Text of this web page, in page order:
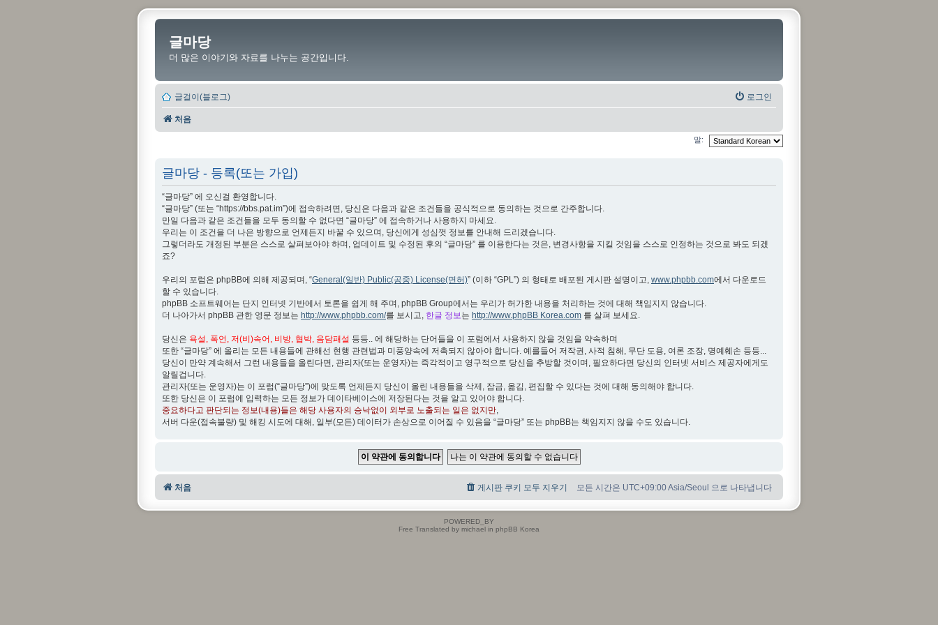
글마당
더 많은 이야기와 자료를 나누는 공간입니다.
글걸이(블로그) 로그인
처음
말:
글마당 - 등록(또는 가입)
“글마당” 에 오신걸 환영합니다.
“글마당” (또는 “https://bbs.pat.im”)에 접속하려면, 당신은 다음과 같은 조건들을 공식적으로 동의하는 것으로 간주합니다.
만일 다음과 같은 조건들을 모두 동의할 수 없다면 “글마당” 에 접속하거나 사용하지 마세요.
우리는 이 조건을 더 나은 방향으로 언제든지 바꿀 수 있으며, 당신에게 성심껏 정보를 안내해 드리겠습니다.
그렇더라도 개정된 부분은 스스로 살펴보아야 하며, 업데이트 및 수정된 후의 “글마당” 를 이용한다는 것은, 변경사항을 지킬 것임을 스스로 인정하는 것으로 봐도 되겠
죠?
우리의 포럼은 phpBB에 의해 제공되며, “General(일반) Public(공중) License(면허)” (이하 “GPL”) 의 형태로 배포된 게시판 설명이고, www.phpbb.com에서 다운로드
할 수 있습니다.
phpBB 소프트웨어는 단지 인터넷 기반에서 토론을 쉽게 해 주며, phpBB Group에서는 우리가 허가한 내용을 처리하는 것에 대해 책임지지 않습니다.
더 나아가서 phpBB 관한 영문 정보는 http://www.phpbb.com/를 보시고, 한글 정보는 http://www.phpBB Korea.com 를 살펴 보세요.
당신은 욕설, 폭언, 저(비)속어, 비방, 협박, 음담패설 등등.. 에 해당하는 단어들을 이 포럼에서 사용하지 않을 것임을 약속하며
또한 “글마당” 에 올리는 모든 내용들에 관해선 현행 관련법과 미풍양속에 저촉되지 않아야 합니다. 예를들어 저작권, 사적 침해, 무단 도용, 여론 조장, 명예훼손 등등...
당신이 만약 계속해서 그런 내용들을 올린다면, 관리자(또는 운영자)는 즉각적이고 영구적으로 당신을 추방할 것이며, 필요하다면 당신의 인터넷 서비스 제공자에게도
알릴겁니다.
관리자(또는 운영자)는 이 포럼(“글마당”)에 맞도록 언제든지 당신이 올린 내용들을 삭제, 잠금, 옮김, 편집할 수 있다는 것에 대해 동의해야 합니다.
또한 당신은 이 포럼에 입력하는 모든 정보가 데이타베이스에 저장된다는 것을 알고 있어야 합니다.
중요하다고 판단되는 정보(내용)들은 해당 사용자의 승낙없이 외부로 노출되는 일은 없지만,
서버 다운(접속불량) 및 해킹 시도에 대해, 일부(모든) 데이터가 손상으로 이어질 수 있음을 “글마당” 또는 phpBB는 책임지지 않을 수도 있습니다.
처음 모든 시간은 UTC+09:00 Asia/Seoul 으로 나타냅니다
게시판 쿠키 모두 지우기
POWERED_BY
Free Translated by michael in phpBB Korea